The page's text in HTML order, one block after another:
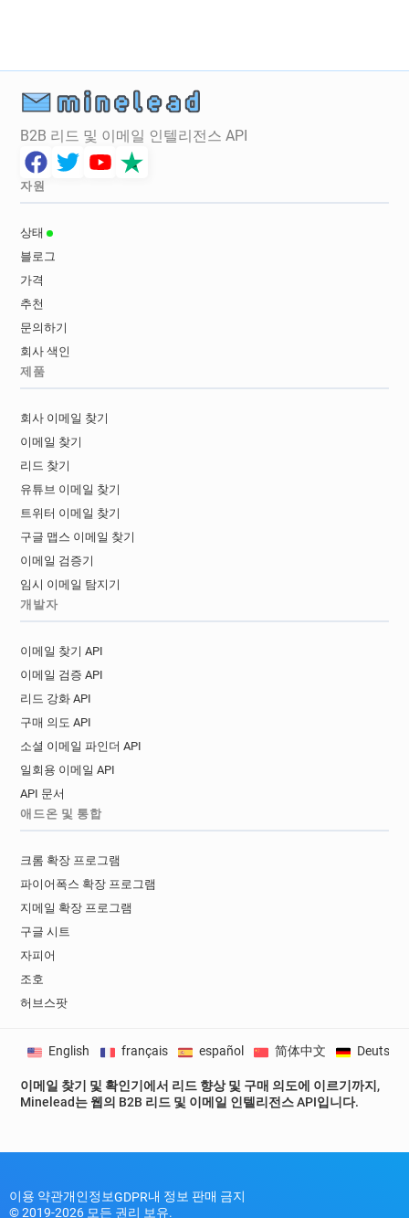
B2B 리드 및 이메일 인텔리전스 API
자원
상태
블로그
가격
추천
문의하기
회사 색인
제품
회사 이메일 찾기
이메일 찾기
리드 찾기
유튜브 이메일 찾기
트위터 이메일 찾기
구글 맵스 이메일 찾기
이메일 검증기
임시 이메일 탐지기
개발자
이메일 찾기 API
이메일 검증 API
리드 강화 API
구매 의도 API
소셜 이메일 파인더 API
일회용 이메일 API
API 문서
애드온 및 통합
크롬 확장 프로그램
파이어폭스 확장 프로그램
지메일 확장 프로그램
구글 시트
자피어
조호
허브스팟
이메일 찾기 및 확인기에서 리드 향상 및 구매 의도에 이르기까지,
Minelead는 웹의 B2B 리드 및 이메일 인텔리전스 API입니다.
English français español 简体中文 Deutsch
이용 약관개인정보GDPR내 정보 판매 금지
© 2019-2026 모든 권리 보유.